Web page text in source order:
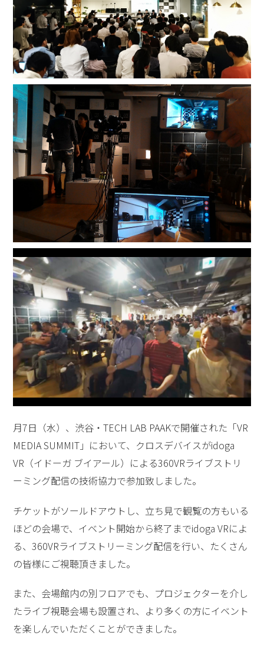
月7日（水）、渋谷・TECH LAB PAAKで開催された「VR
MEDIA SUMMIT」において、クロスデバイスがidoga
VR（イドーガ ブイアール）による360VRライブストリ
ーミング配信の技術協力で参加致しました。
チケットがソールドアウトし、立ち見で観覧の方もいる
ほどの会場で、イベント開始から終了までidoga VRによ
る、360VRライブストリーミング配信を行い、たくさん
の皆様にご視聴頂きました。
また、会場館内の別フロアでも、プロジェクターを介し
たライブ視聴会場も設置され、より多くの方にイベント
を楽しんでいただくことができました。